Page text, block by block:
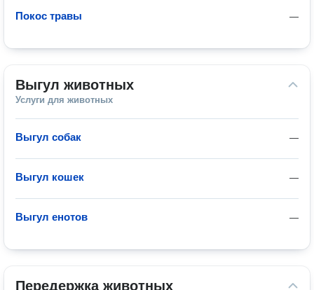
—
Покос травы
Выгул животных
Услуги для животных
—
Выгул собак
—
Выгул кошек
—
Выгул енотов
Передержка животных